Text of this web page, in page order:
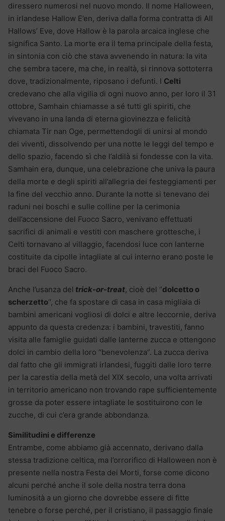
diressero numerosi nel nuovo mondo. Il nome Halloween,
in irlandese Hallow E’en, deriva dalla forma contratta di All
Hallows’ Eve, dove Hallow è la parola arcaica inglese che
significa Santo. La morte era il tema principale della festa,
in sintonia con ciò che stava avvenendo in natura: la vita
che sembra tacere, ma che, in realtà, si rinnova sottoterra
dove, tradizionalmente, riposano i defunti. I Celti
credevano che alla vigilia di ogni nuovo anno, per loro il 31
ottobre, Samhain chiamasse a sé tutti gli spiriti, che
vivevano in una landa di eterna giovinezza e felicità
chiamata Tir nan Oge, permettendogli di unirsi al mondo
dei viventi, dissolvendo per una notte le leggi del tempo e
dello spazio, facendo sì che l’aldilà si fondesse con la vita.
Samhain era, dunque, una celebrazione che univa la paura
della morte e degli spiriti all’allegria dei festeggiamenti per
la fine del vecchio anno. Durante la notte si tenevano dei
raduni nei boschi e sulle colline per la cerimonia
dell’accensione del Fuoco Sacro, venivano effettuati
sacrifici di animali e vestiti con maschere grottesche, i
Celti tornavano al villaggio, facendosi luce con lanterne
costituite da cipolle intagliate al cui interno erano poste le
braci del Fuoco Sacro.
Anche l’usanza del trick-or-treat, cioè del “dolcetto o
scherzetto“, che fa spostare di casa in casa migliaia di
bambini americani vogliosi di dolci e altre leccornie, deriva
appunto da questa credenza: i bambini, travestiti, fanno
visita alle famiglie guidati dalle lanterne zucca e ottengono
dolci in cambio della loro “benevolenza”. La zucca deriva
dal fatto che gli immigrati irlandesi, fuggiti dalle loro terre
per la carestia della metà del XIX secolo, una volta arrivati
in territorio americano non trovando rape sufficientemente
grosse da poter essere intagliate le sostituirono con le
zucche, di cui c’era grande abbondanza.
Similitudini e differenze
Entrambe, come abbiamo già accennato, derivano dalla
stessa tradizione celtica, ma l’orrorifico di Halloween non è
presente nella nostra Festa dei Morti, forse come dicono
alcuni perché anche il sole della nostra terra dona
luminosità a un giorno che dovrebbe essere di fitte
tenebre o forse perché, per il cristiano, il passaggio finale